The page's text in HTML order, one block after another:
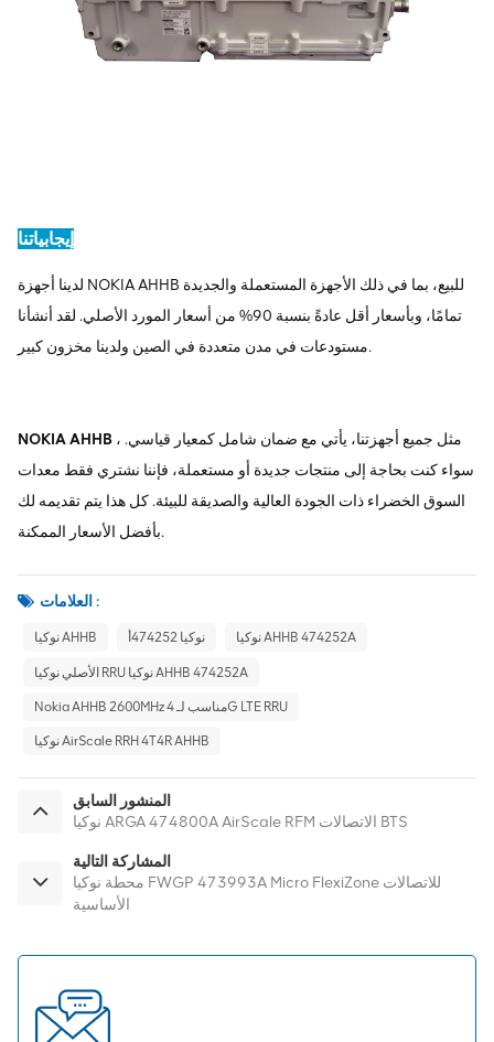
إيجابياتنا
لدينا أجهزة NOKIA AHHB للبيع، بما في ذلك الأجهزة المستعملة والجديدة
تمامًا، وبأسعار أقل عادةً بنسبة 90% من أسعار المورد الأصلي. لقد أنشأنا
مستودعات في مدن متعددة في الصين ولدينا مخزون كبير.
NOKIA AHHB ، مثل جميع أجهزتنا، يأتي مع ضمان شامل كمعيار قياسي.
سواء كنت بحاجة إلى منتجات جديدة أو مستعملة، فإننا نشتري فقط معدات
السوق الخضراء ذات الجودة العالية والصديقة للبيئة. كل هذا يتم تقديمه لك
بأفضل الأسعار الممكنة.
العلامات :
نوكيا AHHB نوكيا 474252أ نوكيا AHHB 474252A
الأصلي نوكيا RRU نوكيا AHHB 474252A
Nokia AHHB 2600MHz مناسب لـ 4G LTE RRU
نوكيا AirScale RRH 4T4R AHHB
المنشور السابق
نوكيا ARGA 474800A AirScale RFM الاتصالات BTS
المشاركة التالية
محطة نوكيا FWGP 473993A Micro FlexiZone للاتصالات
الأساسية